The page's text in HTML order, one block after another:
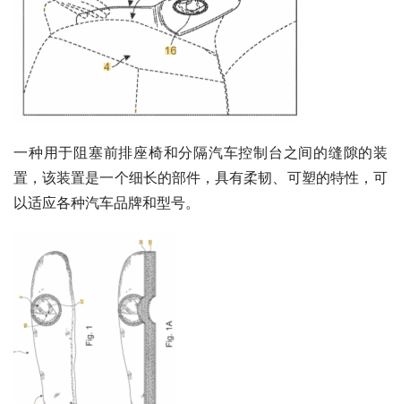
一种用于阻塞前排座椅和分隔汽车控制台之间的缝隙的装
置，该装置是一个细长的部件，具有柔韧、可塑的特性，可
以适应各种汽车品牌和型号。